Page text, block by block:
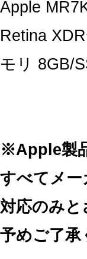
Apple
Retina
モリ 8GB/
※Apple製
すべてメー
対応のみと
予めご了承